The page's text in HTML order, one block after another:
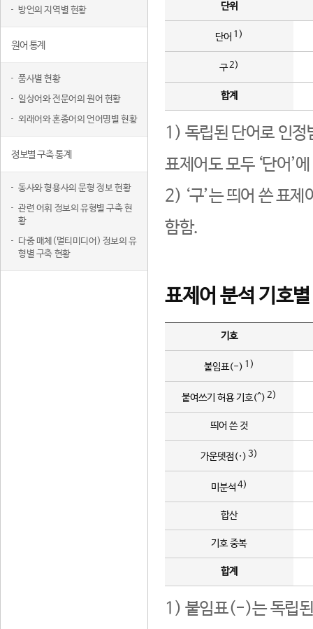
방언의 지역별 현황
원어 통계
품사별 현황
일상어와 전문어의 원어 현황
외래어와 혼종어의 언어명별 현황
정보별 구축 통계
동사와 형용사의 문형 정보 현황
관련 어휘 정보의 유형별 구축 현
황
다중 매체(멀티미디어) 정보의 유
형별 구축 현황
단위
단어 1)
구2)
합계
1) 독립된 단어로 인정
표제어도 모두 ‘단어’
2) ‘구’는 띄어 쓴 표
함함.
표제어 분석 기호
기호
붙임표(-) 1)
붙여쓰기 허용 기호(^) 2)
띄어 쓴 것
가운뎃점(·) 3)
미분석 4)
합산
기호 중복
합계
1) 붙임표(-)는 독립된